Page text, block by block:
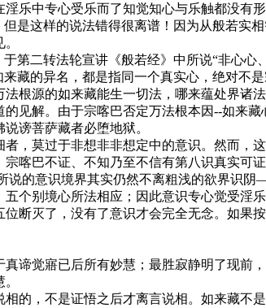
乐中专心受乐而了知觉知心与乐触都没有
是这样的说法错得很离谱！因为从般若实
第二转法轮宣讲《般若经》中所说“非心
藏的异名，都是指同一个真实心，绝对不
根源的如来藏能生一切法，哪来蕴处界诸
见解。由于宗喀巴否定万法根本因--如来
谤菩萨藏者必堕地狱。
，莫过于非想非非想定中的意识。然而，
巴不证、不知乃至不信有第八识真实可
说的意识境界其实仍然不离粗浅的欲界识
个别境心所法相应；因此意识专心觉受淫
断灭了，没有了意识才会完全无念。如果
谛觉寤已后所有妙慧；最胜寂静明了现前
的，不是证悟之后才离言说相。如来藏不